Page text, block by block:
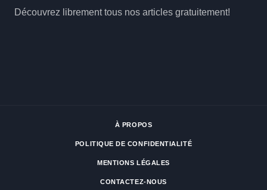
Découvrez librement tous nos articles gratuitement!
À PROPOS
POLITIQUE DE CONFIDENTIALITÉ
MENTIONS LÉGALES
CONTACTEZ-NOUS